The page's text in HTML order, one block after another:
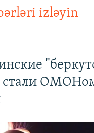
izləyin